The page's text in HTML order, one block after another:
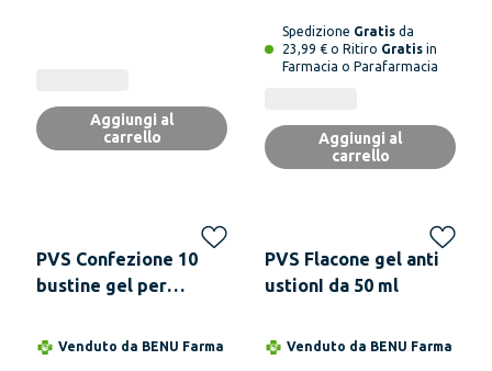
Aggiungi al
carrello
Spedizione Gratis da
23,99 € o Ritiro Gratis in
Farmacia o Parafarmacia
Aggiungi al
carrello
PVS Confezione 10
bustine gel per
Venduto da BENU Farma
PVS Flacone gel anti
ustionI da 50 ml
Venduto da BENU Farma